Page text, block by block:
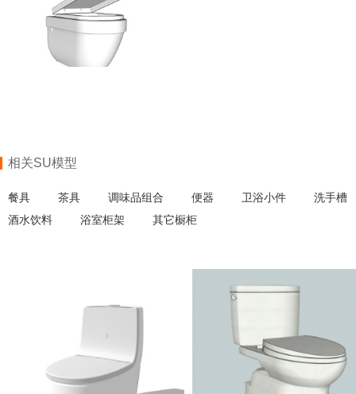
相关SU模型
餐具 茶具 调味品组合 便器 卫浴小件
洗手槽
酒水饮料
浴室柜架 其它橱柜